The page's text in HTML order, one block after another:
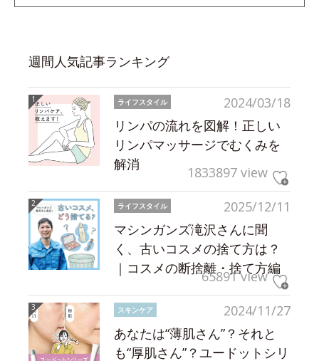
週間人気記事ランキング
2024/03/18
ライフスタイル
リンパの流れを図解！正しい
リンパマッサージでむくみを
解消
1833897 view
2025/12/11
ライフスタイル
マシンガンズ滝沢さんに聞
く、古いコスメの捨て方は？
｜コスメの断捨離・捨て方編
65891 view
2024/11/27
スキンケア
あなたは“薄肌さん”？それと
も“厚肌さん”？ユードットシリ